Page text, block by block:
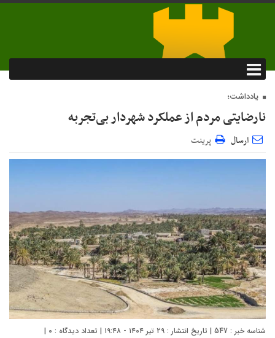
یادداشت؛
نارضایتی مردم از عملکرد شهردار بی‌تجربه
ارسال پرینت
شناسه خبر : 547 | تاریخ انتشار : ۲۹ تیر ۱۴۰۴ - ۱۹:۴۸ | تعداد دیدگاه : ۰ |